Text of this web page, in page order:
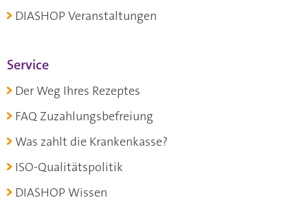
DIASHOP Veranstaltungen
Service
Der Weg Ihres Rezeptes
FAQ Zuzahlungsbefreiung
Was zahlt die Krankenkasse?
ISO-Qualitätspolitik
DIASHOP Wissen